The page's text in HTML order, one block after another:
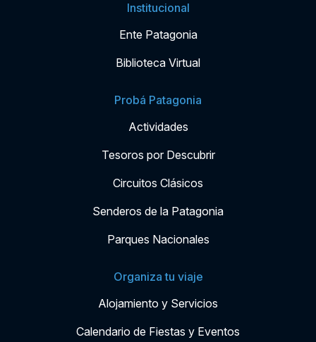
Institucional
Ente Patagonia
Biblioteca Virtual
Probá Patagonia
Actividades
Tesoros por Descubrir
Circuitos Clásicos
Senderos de la Patagonia
Parques Nacionales
Organiza tu viaje
Alojamiento y Servicios
Calendario de Fiestas y Eventos